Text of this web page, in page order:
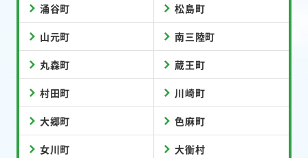
涌谷町 松島町
山元町 南三陸町
丸森町 蔵王町
村田町 川崎町
大郷町 色麻町
女川町 大衡村